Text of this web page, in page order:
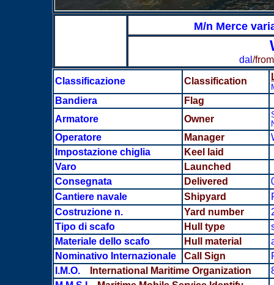
M/n Merce
dal /
Classificazione Classification
Bandiera
Flag
Armatore
Owner
Operatore Manager
Impostazione chiglia
Keel laid
Varo
Launched
Consegnata
Delivered
Cantiere navale
Shipyard
Costruzione n.
Yard number
Tipo di scafo
Hull type
Materiale dello scafo
Hull material
Nominativo Internazionale
Call Sign
I.M.O.
International Maritime Organization